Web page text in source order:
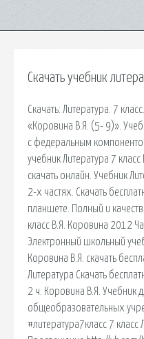
Скачать учебник
Скачать: Литература. 7
«Коровина В.Я. (5- 9)».
с федеральным
учебник Литература 7
скачать онлайн. Учебник
2-х частях. Скачать
планшете. Полный и
класс В.Я. Коровина 2012
Электронный школьный
Коровина В.Я. скачать
Литература Скачать
2 ч. Коровина В.Я. Учебник
общеобразовательных
#литература7класс 7 класс